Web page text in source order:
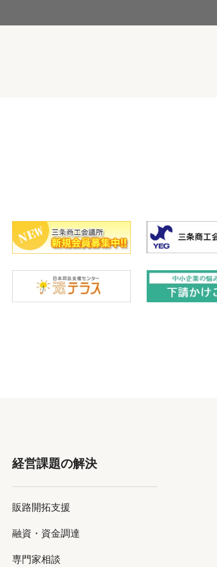
経営課題の解決
販路開拓支援
融資・資金調達
専門家相談